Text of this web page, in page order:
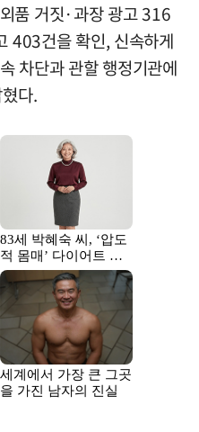
품 거짓·과장 광고 316
403건을 확인, 신속하게
차단과 관할 행정기관에
다.